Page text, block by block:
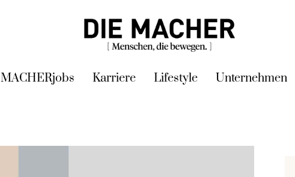
MACHERjobs Karriere Lifestyle Unternehmen